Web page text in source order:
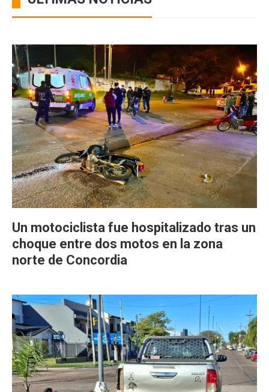
Un motociclista fue hospitalizado tras un
choque entre dos motos en la zona
norte de Concordia